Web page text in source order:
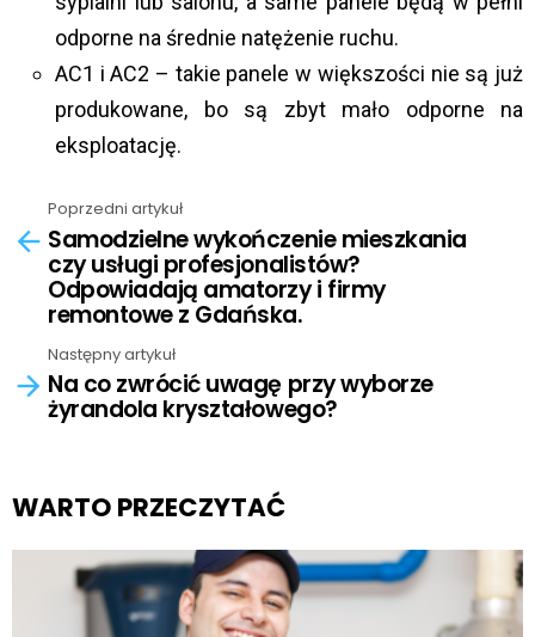
odporne na średnie natężenie ruchu.
AC1 i AC2 – takie panele w większości nie są już
produkowane, bo są zbyt mało odporne na
eksploatację.
more
Poprzedni artykuł
Samodzielne wykończenie mieszkania
czy usługi profesjonalistów?
Odpowiadają amatorzy i firmy
remontowe z Gdańska.
Następny artykuł
Na co zwrócić uwagę przy wyborze
żyrandola kryształowego?
WARTO PRZECZYTAĆ